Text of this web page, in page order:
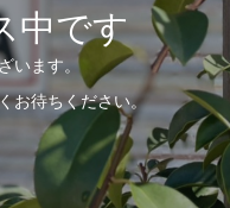
中です
います。
お待ちください。